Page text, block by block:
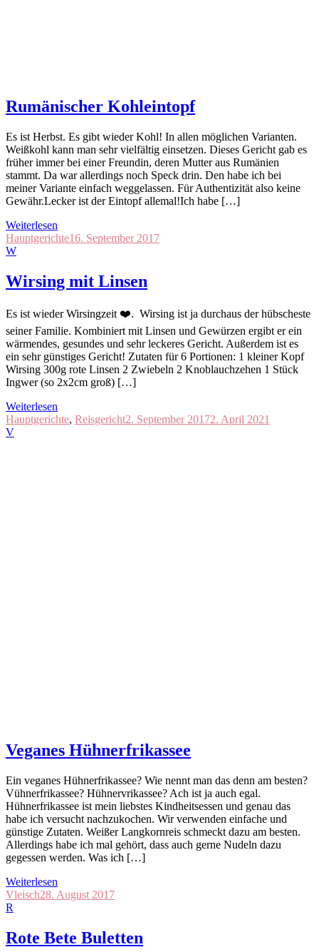
Rumänischer Kohleintopf
Es ist Herbst. Es gibt wieder Kohl! In allen möglichen Varianten.
Weißkohl kann man sehr vielfältig einsetzen. Dieses Gericht gab es
früher immer bei einer Freundin, deren Mutter aus Rumänien
stammt. Da war allerdings noch Speck drin. Den habe ich bei
meiner Variante einfach weggelassen. Für Authentizität also keine
Gewähr.Lecker ist der Eintopf allemal!Ich habe […]
Weiterlesen
Hauptgerichte16. September 2017
W
Wirsing mit Linsen
Es ist wieder Wirsingzeit ❤️. Wirsing ist ja durchaus der hübscheste
seiner Familie. Kombiniert mit Linsen und Gewürzen ergibt er ein
wärmendes, gesundes und sehr leckeres Gericht. Außerdem ist es
ein sehr günstiges Gericht! Zutaten für 6 Portionen: 1 kleiner Kopf
Wirsing 300g rote Linsen 2 Zwiebeln 2 Knoblauchzehen 1 Stück
Ingwer (so 2x2cm groß) […]
Weiterlesen
Hauptgerichte, Reisgericht2. September 20172. April 2021
V
Veganes Hühnerfrikassee
Ein veganes Hühnerfrikassee? Wie nennt man das denn am besten?
Vühnerfrikassee? Hühnervrikassee? Ach ist ja auch egal.
Hühnerfrikassee ist mein liebstes Kindheitsessen und genau das
habe ich versucht nachzukochen. Wir verwenden einfache und
günstige Zutaten. Weißer Langkornreis schmeckt dazu am besten.
Allerdings habe ich mal gehört, dass auch gerne Nudeln dazu
gegessen werden. Was ich […]
Weiterlesen
Vleisch28. August 2017
R
Rote Bete Buletten